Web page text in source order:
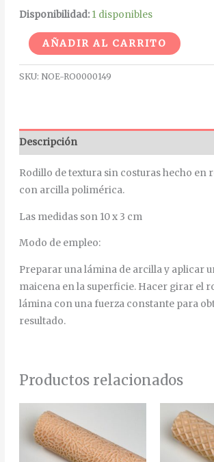
Disponibilidad: 1 disponibles
AÑADIR AL CARRITO
SKU: NOE-RO0000149
Descripción
Rodillo de textura sin costuras hecho en
con arcilla polimérica.
Las medidas son 10 x 3 cm
Modo de empleo:
Preparar una lámina de arcilla y aplicar
maicena en la superficie. Hacer girar el
lámina con una fuerza constante para
resultado.
Productos relacionados